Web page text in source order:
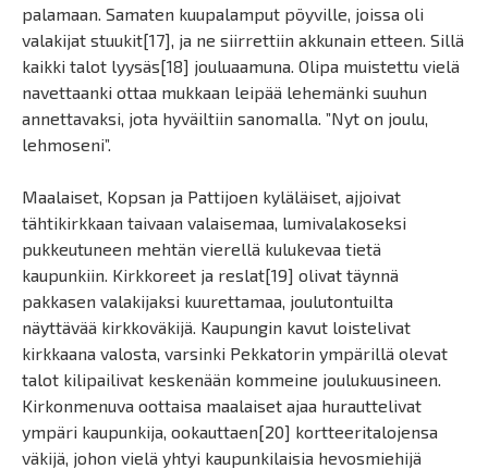
palamaan. Samaten kuupalamput pöyville, joissa oli
valakijat stuukit[17], ja ne siirrettiin akkunain etteen. Sillä
kaikki talot lyysäs[18] jouluaamuna. Olipa muistettu vielä
navettaanki ottaa mukkaan leipää lehemänki suuhun
annettavaksi, jota hyväiltiin sanomalla. ”Nyt on joulu,
lehmoseni”.
Maalaiset, Kopsan ja Pattijoen kyläläiset, ajjoivat
tähtikirkkaan taivaan valaisemaa, lumivalakoseksi
pukkeutuneen mehtän vierellä kulukevaa tietä
kaupunkiin. Kirkkoreet ja reslat[19] olivat täynnä
pakkasen valakijaksi kuurettamaa, joulutontuilta
näyttävää kirkkoväkijä. Kaupungin kavut loistelivat
kirkkaana valosta, varsinki Pekkatorin ympärillä olevat
talot kilipailivat keskenään kommeine joulukuusineen.
Kirkonmenuva oottaisa maalaiset ajaa hurauttelivat
ympäri kaupunkija, ookauttaen[20] kortteeritalojensa
väkijä, johon vielä yhtyi kaupunkilaisia hevosmiehijä